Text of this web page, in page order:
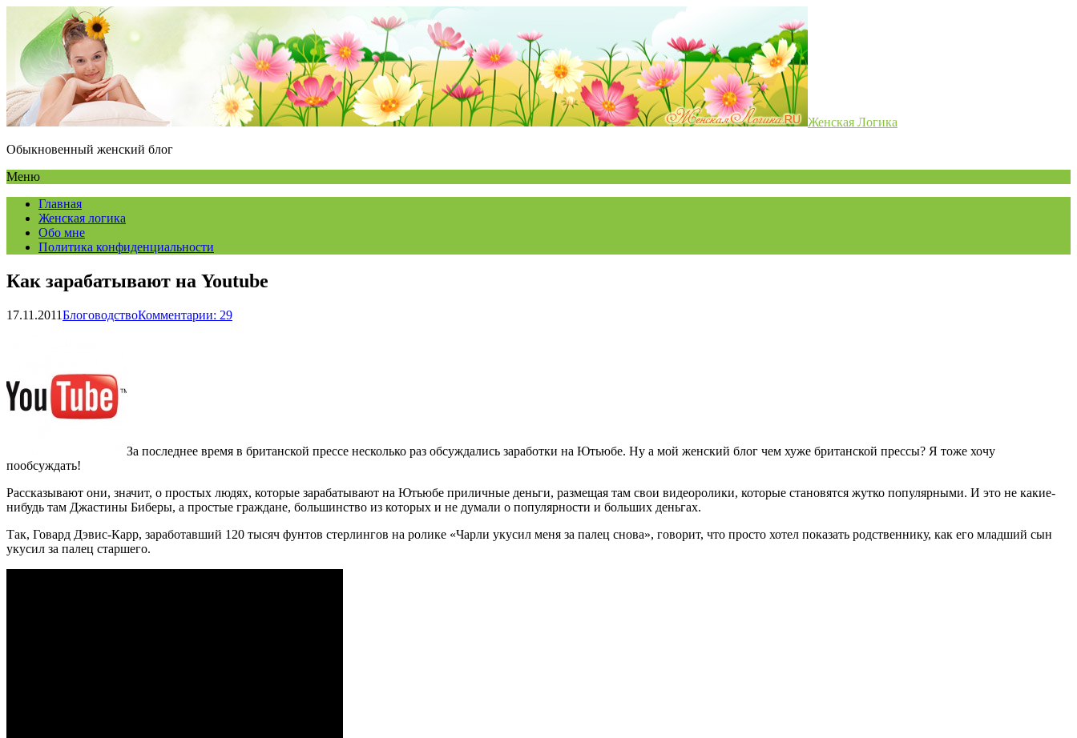
Женская Логика
Обыкновенный женский блог
Меню
Главная
Женская логика
Обо мне
Политика конфиденциальности
Как зарабатывают на Youtube
17.11.2011БлоговодствоКомментарии: 29
За последнее время в британской прессе несколько раз обсуждались заработки на Ютьюбе. Ну а мой женский блог чем хуже британской прессы? Я тоже хочу
пообсуждать!
Рассказывают они, значит, о простых людях, которые зарабатывают на Ютьюбе приличные деньги, размещая там свои видеоролики, которые становятся жутко популярными. И это не какие-
нибудь там Джастины Биберы, а простые граждане, большинство из которых и не думали о популярности и больших деньгах.
Так, Говард Дэвис-Карр, заработавший 120 тысяч фунтов стерлингов на ролике «Чарли укусил меня за палец снова», говорит, что просто хотел показать родственнику, как его младший сын
укусил за палец старшего.